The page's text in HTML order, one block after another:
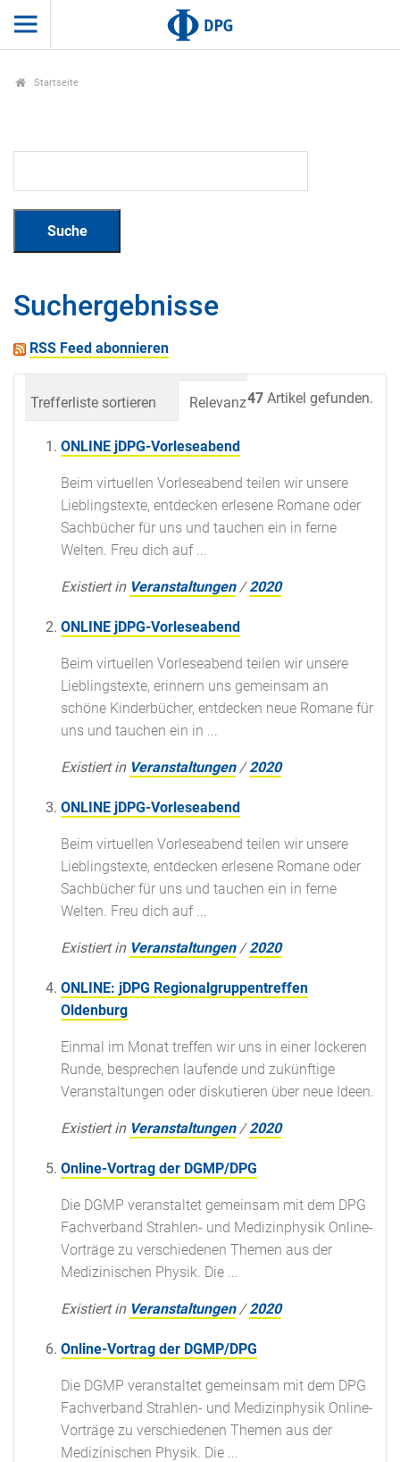
Startseite
Suchergebnisse
RSS Feed abonnieren
47 Artikel gefunden.
Trefferliste sortieren Relevanz Datum
ONLINE jDPG-Vorleseabend
Beim virtuellen Vorleseabend teilen wir unsere
Lieblingstexte, entdecken erlesene Romane oder
Sachbücher für uns und tauchen ein in ferne
Welten. Freu dich auf ...
Existiert in Veranstaltungen /2020
ONLINE jDPG-Vorleseabend
Beim virtuellen Vorleseabend teilen wir unsere
Lieblingstexte, erinnern uns gemeinsam an
schöne Kinderbücher, entdecken neue Romane für
uns und tauchen ein in ...
Existiert in Veranstaltungen /2020
ONLINE jDPG-Vorleseabend
Beim virtuellen Vorleseabend teilen wir unsere
Lieblingstexte, entdecken erlesene Romane oder
Sachbücher für uns und tauchen ein in ferne
Welten. Freu dich auf ...
Existiert in Veranstaltungen /2020
ONLINE: jDPG Regionalgruppentreffen
Oldenburg
Einmal im Monat treffen wir uns in einer lockeren
Runde, besprechen laufende und zukünftige
Veranstaltungen oder diskutieren über neue Ideen.
Existiert in Veranstaltungen /2020
Online-Vortrag der DGMP/DPG
Die DGMP veranstaltet gemeinsam mit dem DPG
Fachverband Strahlen- und Medizinphysik Online-
Vorträge zu verschiedenen Themen aus der
Medizinischen Physik. Die ...
Existiert in Veranstaltungen /2020
Online-Vortrag der DGMP/DPG
Die DGMP veranstaltet gemeinsam mit dem DPG
Fachverband Strahlen- und Medizinphysik Online-
Vorträge zu verschiedenen Themen aus der
Medizinischen Physik. Die ...